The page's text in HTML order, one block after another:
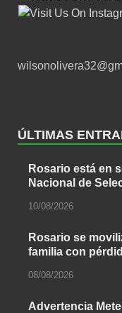
ÚLTIMAS
Rosario está en
Nacional de
10/08/2026
Rosario se
familia con
08/08/2026
Advertencia